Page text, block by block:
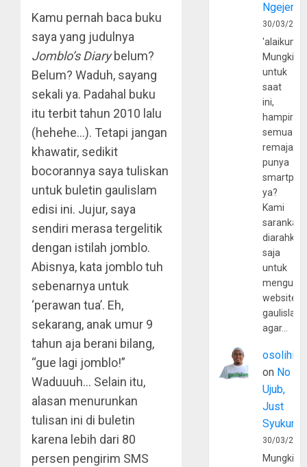
Kamu pernah baca buku
saya yang judulnya
Jomblo’s Diarybelum?
Belum? Waduh, sayang
sekali ya. Padahal buku
itu terbit tahun 2010 lalu
(hehehe…). Tetapi jangan
khawatir, sedikit
bocorannya saya tuliskan
untuk buletin gaulislam
edisi ini. Jujur, saya
sendiri merasa tergelitik
dengan istilah jomblo.
Abisnya, kata jomblo tuh
sebenarnya untuk
‘perawan tua’. Eh,
sekarang, anak umur 9
tahun aja berani bilang,
“gue lagi jomblo!”
Waduuuh… Selain itu,
alasan menurunkan
tulisan ini di buletin
karena lebih dari 80
persen pengirim SMS
30/03/
Mungkin
untuk
saat
ini,
hampir
semua
remaja
punya
ya?
Kami
sarankan,
diarahkan
saja
untuk
website
agar…
osolihin
on No
Ujub,
Just
Syukur
30/03/
Mungkin